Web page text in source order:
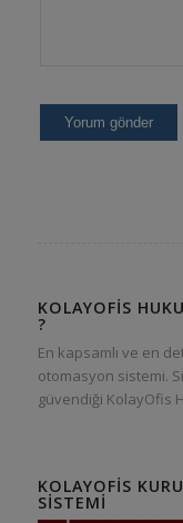
KOLAYOFIS
?
En kapsamlı ve en
otomasyon sistemi.
güvendiği KolayOfis
KOLAYOFIS
SISTEMI